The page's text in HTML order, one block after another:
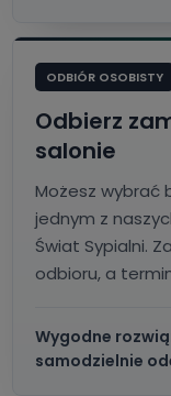
ODBIÓR OSOBISTY
Odbierz
salonie
Możesz wybrać
jednym z
Świat Sypialni.
odbioru, a
Wygodne
samodzielnie